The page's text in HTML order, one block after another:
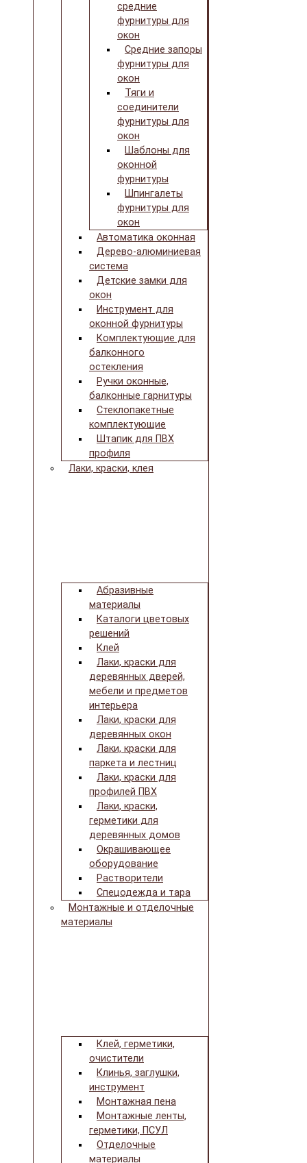
средние
фурнитуры для
окон
Средние запоры
фурнитуры для
окон
Тяги и
соединители
фурнитуры для
окон
Шаблоны для
оконной
фурнитуры
Шпингалеты
фурнитуры для
окон
Автоматика оконная
Дерево-алюминиевая
система
Детские замки для
окон
Инструмент для
оконной фурнитуры
Комплектующие для
балконного
остекления
Ручки оконные,
балконные гарнитуры
Стеклопакетные
комплектующие
Штапик для ПВХ
профиля
Лаки, краски, клея
Абразивные
материалы
Каталоги цветовых
решений
Клей
Лаки, краски для
деревянных дверей,
мебели и предметов
интерьера
Лаки, краски для
деревянных окон
Лаки, краски для
паркета и лестниц
Лаки, краски для
профилей ПВХ
Лаки, краски,
герметики для
деревянных домов
Окрашивающее
оборудование
Растворители
Спецодежда и тара
Монтажные и отделочные
материалы
Клей, герметики,
очистители
Клинья, заглушки,
инструмент
Монтажная пена
Монтажные ленты,
герметики, ПСУЛ
Отделочные
материалы